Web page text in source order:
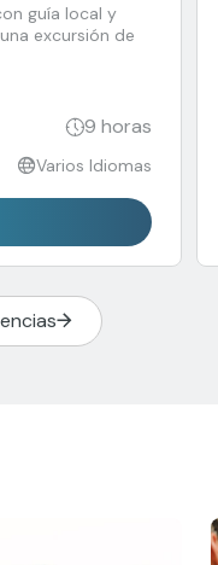
guía local y
excursión de
9 horas
Varios Idiomas